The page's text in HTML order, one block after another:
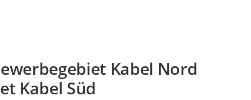
Kabel Nord
Kabel Süd